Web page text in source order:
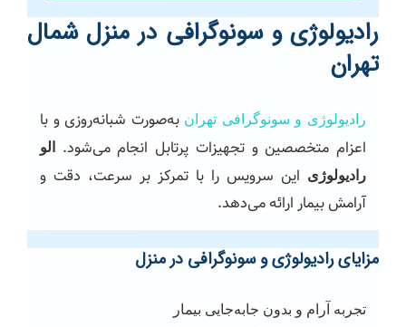
رادیولوژی و سونوگرافی در منزل شمال
تهران
رادیولوژی و سونوگرافی تهران به‌صورت شبانه‌روزی و با
اعزام متخصصین و تجهیزات پرتابل انجام می‌شود.
الو
رادیولوژی این سرویس را با تمرکز بر سرعت، دقت و
آرامش بیمار ارائه می‌دهد.
مزایای رادیولوژی و سونوگرافی در منزل
تجربه آرام و بدون جابه‌جایی بیمار